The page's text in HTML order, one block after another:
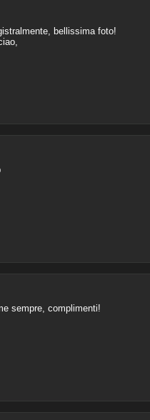
bellissima foto!
sempre, complimenti!